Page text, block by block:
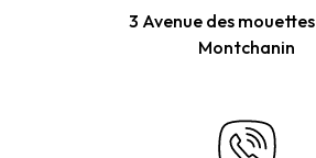
3 Avenue des mouettes
Montchanin